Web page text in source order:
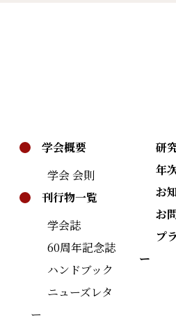
学会概要
学会 会則
刊行物一覧
学会誌
60周年記念誌
ハンドブック
ニューズレタ
ー
研
年
お
お
プ
ー